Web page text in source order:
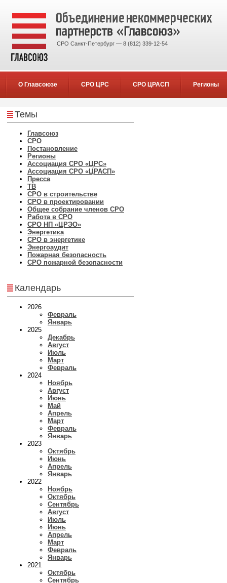
СРО Санкт-Петербург — 8 (812) 339-12-54
О Главсоюзе СРО ЦРС СРО ЦРАСП Регионы
Темы
Главсоюз
СРО
Постановление
Регионы
Ассоциация СРО «ЦРС»
Ассоциация СРО «ЦРАСП»
Пресса
ТВ
СРО в строительстве
СРО в проектировании
Общее собрание членов СРО
Работа в СРО
СРО НП «ЦРЭО»
Энергетика
СРО в энергетике
Энергоаудит
Пожарная безопасность
СРО пожарной безопасности
Календарь
2026
Февраль
Январь
2025
Декабрь
Август
Июль
Март
Февраль
2024
Ноябрь
Август
Июнь
Май
Апрель
Март
Февраль
Январь
2023
Октябрь
Июнь
Апрель
Январь
2022
Ноябрь
Октябрь
Сентябрь
Август
Июль
Июнь
Апрель
Март
Февраль
Январь
2021
Октябрь
Сентябрь